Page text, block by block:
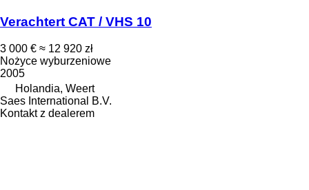
Verachtert CAT / VHS 10
3 000 € ≈ 12 920 zł
Nożyce wyburzeniowe
2005
Holandia, Weert
Saes International B.V.
Kontakt z dealerem